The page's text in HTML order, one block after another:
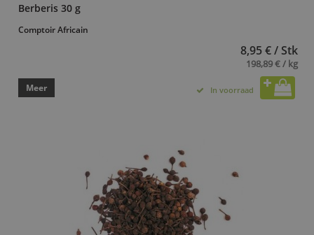
Berberis 30 g
Comptoir Africain
8,95 € / Stk
198,89 € / kg
Meer In voorraad